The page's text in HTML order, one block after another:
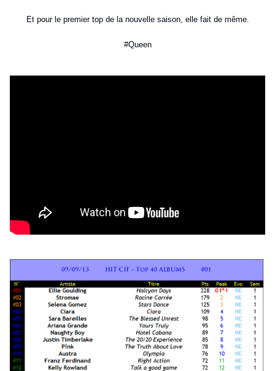
Et pour le premier top de la nouvelle saison, elle fait de même.
#Queen